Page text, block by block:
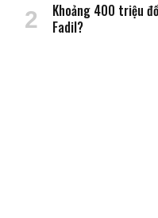
Khoảng 400 triệu
Fadil?